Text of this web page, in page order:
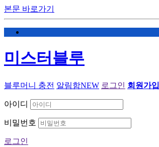
본문 바로가기
미스터블루
블루머니 충전 알림함NEW 로그인 회원가입
아이디
비밀번호
로그인